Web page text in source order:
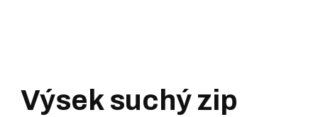
Výsek suchý zip